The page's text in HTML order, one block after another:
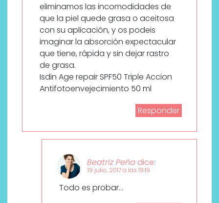
eliminamos las incomodidades de
que la piel quede grasa o aceitosa
con su aplicación, y os podeis
imaginar la absorción expectacular
que tiene, rápida y sin dejar rastro
de grasa.
Isdin Age repair SPF50 Triple Accion
Antifotoenvejecimiento 50 ml
Responder
Beatriz Peña dice:
19 julio, 2017 a las 19:19
Todo es probar…